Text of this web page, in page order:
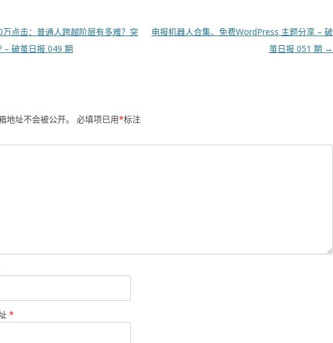
万点击：普通人跨越阶层有多难？突
– 破茧日报 049 期
电报机器人合集、免费WordPress 主题分享 – 破
茧日报 051 期 →
地址不会被公开。 必填项已用*标注
*